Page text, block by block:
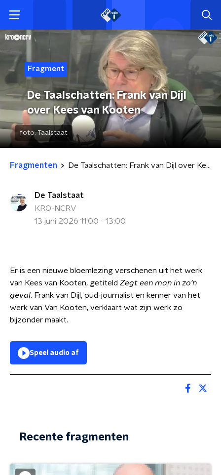
Fragment
De Taalschatten: Frank van Dijl
over Kees van Kooten
foto:Taalstaat
Fragmenten De Taalschatten: Frank van Dijl over Kees van Kooten
De Taalstaat
KRO-NCRV
13 juni 2026 11:00 - 13:00
Er is een nieuwe bloemlezing verschenen uit het werk
van Kees van Kooten, getiteld Zegt een man in zo’n
geval. Frank van Dijl, oud-journalist en kenner van het
werk van Van Kooten, verklaart wat zijn werk zo
bijzonder maakt.
Speel audio af
Recente fragmenten